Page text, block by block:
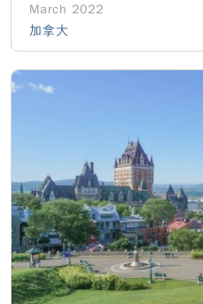
March 2022
加拿大